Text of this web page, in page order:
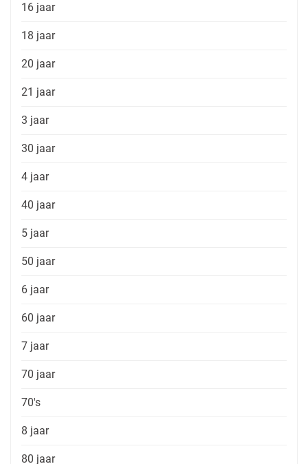
16 jaar
18 jaar
20 jaar
21 jaar
3 jaar
30 jaar
4 jaar
40 jaar
5 jaar
50 jaar
6 jaar
60 jaar
7 jaar
70 jaar
70's
8 jaar
80 jaar